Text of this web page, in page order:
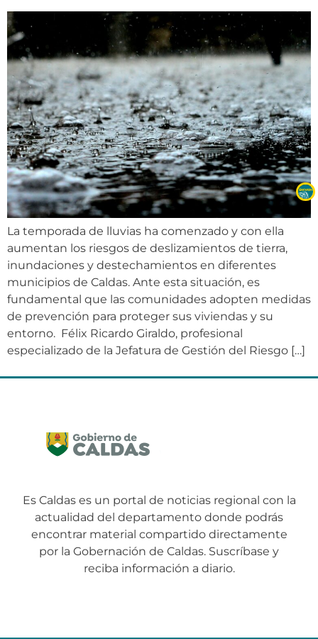
La temporada de lluvias ha comenzado y con ella
aumentan los riesgos de deslizamientos de tierra,
inundaciones y destechamientos en diferentes
municipios de Caldas. Ante esta situación, es
fundamental que las comunidades adopten medidas
de prevención para proteger sus viviendas y su
entorno. Félix Ricardo Giraldo, profesional
especializado de la Jefatura de Gestión del Riesgo […]
Es Caldas es un portal de noticias regional con la
actualidad del departamento donde podrás
encontrar material compartido directamente
por la Gobernación de Caldas. Suscríbase y
reciba información a diario.